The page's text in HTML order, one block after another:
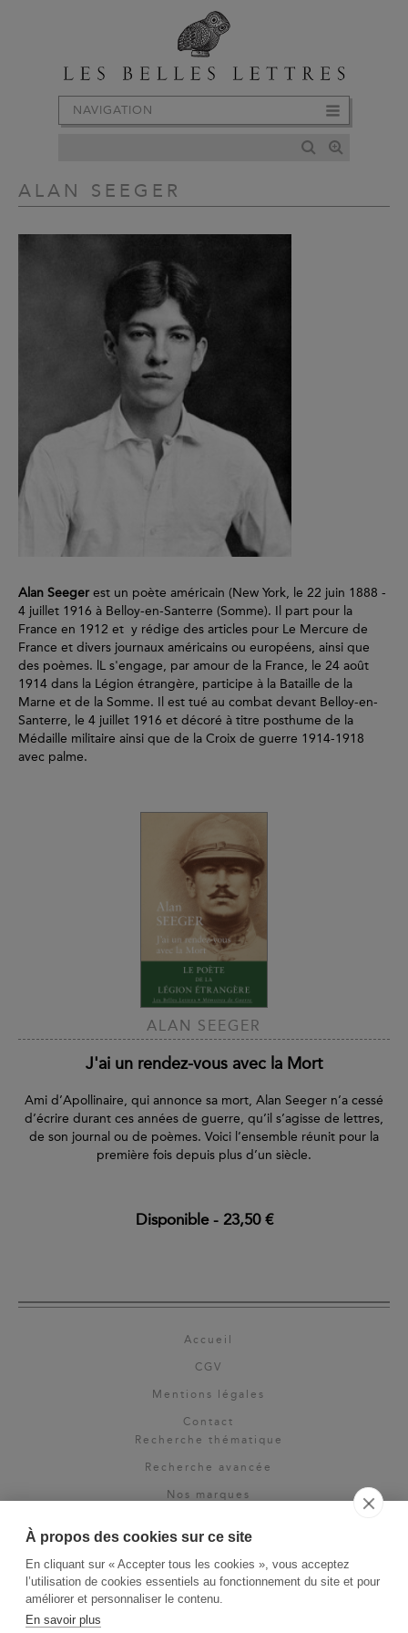
À propos des cookies sur ce site
En cliquant sur « Accepter tous les cookies », vous acceptez
l’utilisation de cookies essentiels au fonctionnement du site et pour
améliorer et personnaliser le contenu.
En savoir plus
NAVIGATION
ALAN SEEGER
Alan Seegerest un poète américain (New York, le 22 juin 1888 -
4 juillet 1916 à Belloy-en-Santerre (Somme). Il part pour la
France en 1912 et y rédige des articles pour Le Mercure de
France et divers journaux américains ou européens, ainsi que
des poèmes. lL s'engage, par amour de la France, le 24 août
1914 dans la Légion étrangère, participe à la Bataille de la
Marne et de la Somme. Il est tué au combat devant Belloy-en-
Santerre, le 4 juillet 1916 et décoré à titre posthume de la
Médaille militaire ainsi que de la Croix de guerre 1914-1918
avec palme.
ALAN SEEGER
J'ai un rendez-vous avec la Mort
Ami d’Apollinaire, qui annonce sa mort, Alan Seeger n’a cessé
d’écrire durant ces années de guerre, qu’il s’agisse de lettres,
de son journal ou de poèmes. Voici l’ensemble réunit pour la
première fois depuis plus d’un siècle.
Disponible- 23,50 €
Accueil
CGV
Mentions légales
Contact
Recherche thématique
Recherche avancée
Nos marques
Espace pro
Newsletter
La Vie des Classiques